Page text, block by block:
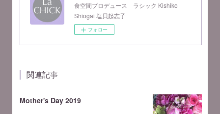
食空間プロデュース ラシック Kishiko
Shiogai 塩貝起志子
フォロー
関連記事
Mother's Day 2019